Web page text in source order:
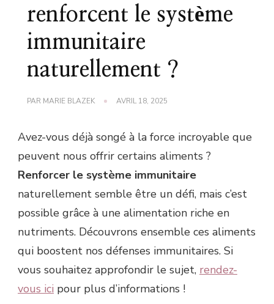
renforcent le système
immunitaire
naturellement ?
PAR MARIE BLAZEK AVRIL 18, 2025
Avez-vous déjà songé à la force incroyable que
peuvent nous offrir certains aliments ?
Renforcer le système immunitaire
naturellement semble être un défi, mais c’est
possible grâce à une alimentation riche en
nutriments. Découvrons ensemble ces aliments
qui boostent nos défenses immunitaires. Si
vous souhaitez approfondir le sujet, rendez-
vous ici pour plus d’informations !